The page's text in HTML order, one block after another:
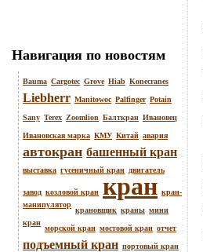
Навигация по новостям
Bauma Cargotec Grove Hiab Konecranes
Liebherr Manitowoc Palfinger Potain
Sany Terex Zoomlion Балткран Ивановец
Ивановская марка КМУ Китай авария
автокран башенный кран
выставка гусеничный кран двигатель
завод козловой кран кран кран-
манипулятор крановщик краны мини
кран морской кран мостовой кран отчет
подъемный кран портовый кран